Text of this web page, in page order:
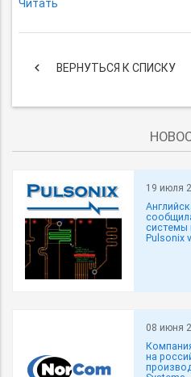
Читать
keyboard_arrow_left ВЕРНУТЬСЯ К СПИСКУ
19 июля
системы
Pulsonix
08 июня
на